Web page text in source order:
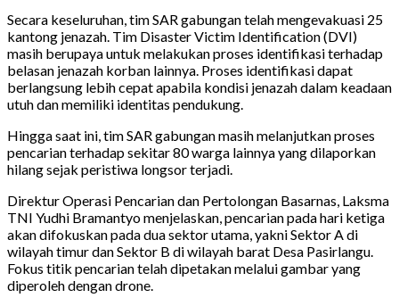
Secara keseluruhan, tim SAR gabungan telah mengevakuasi 25
kantong jenazah. Tim Disaster Victim Identification (DVI)
masih berupaya untuk melakukan proses identifikasi terhadap
belasan jenazah korban lainnya. Proses identifikasi dapat
berlangsung lebih cepat apabila kondisi jenazah dalam keadaan
utuh dan memiliki identitas pendukung.
Hingga saat ini, tim SAR gabungan masih melanjutkan proses
pencarian terhadap sekitar 80 warga lainnya yang dilaporkan
hilang sejak peristiwa longsor terjadi.
Direktur Operasi Pencarian dan Pertolongan Basarnas, Laksma
TNI Yudhi Bramantyo menjelaskan, pencarian pada hari ketiga
akan difokuskan pada dua sektor utama, yakni Sektor A di
wilayah timur dan Sektor B di wilayah barat Desa Pasirlangu.
Fokus titik pencarian telah dipetakan melalui gambar yang
diperoleh dengan drone.